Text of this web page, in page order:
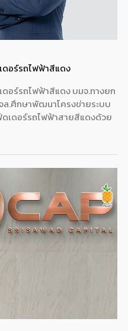
ดอร์รถไฟฟ้าสีแดง
อร์รถไฟฟ้าสีแดง บมจ.ทางยก
ล.ศึกษาพัฒนาโครงข่ายระบบ
เดอร์รถไฟฟ้าสายสีแดงด้วย